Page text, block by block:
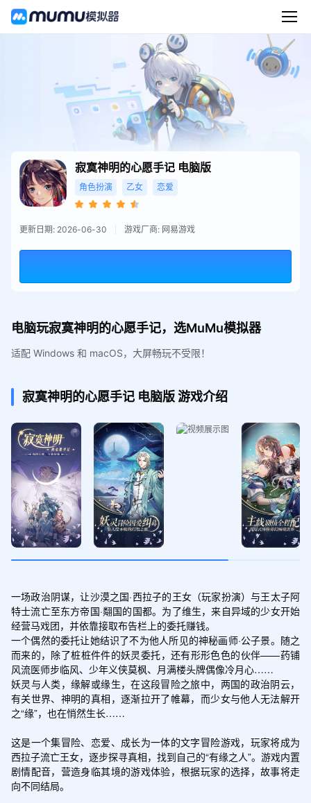
寂寞神明的心愿手记 电脑版
角色扮演 乙女 恋爱
更新日期: 2026-06-30 游戏厂商: 网易游戏
电脑玩寂寞神明的心愿手记，选MuMu模拟器
适配 Windows 和 macOS，大屏畅玩不受限！
寂寞神明的心愿手记 电脑版游戏介绍
一场政治阴谋，让沙漠之国·西拉子的王女（玩家扮演）与王太子阿
特士流亡至东方帝国·翷国的国都。为了维生，来自异域的少女开始
经营马戏团，并依靠接取布告栏上的委托赚钱。
一个偶然的委托让她结识了不为他人所见的神秘画师·公子景。随之
而来的，除了桩桩件件的妖灵委托，还有形形色色的伙伴——药铺
风流医师步临风、少年义侠莫枫、月满楼头牌偶像冷月心……
妖灵与人类，缘解或缘生，在这段冒险之旅中，两国的政治阴云，
有关世界、神明的真相，逐渐拉开了帷幕，而少女与他人无法解开
之“缘”，也在悄然生长……
这是一个集冒险、恋爱、成长为一体的文字冒险游戏，玩家将成为
西拉子流亡王女，逐步探寻真相，找到自己的“有缘之人”。游戏内置
剧情配音，营造身临其境的游戏体验，根据玩家的选择，故事将走
向不同结局。